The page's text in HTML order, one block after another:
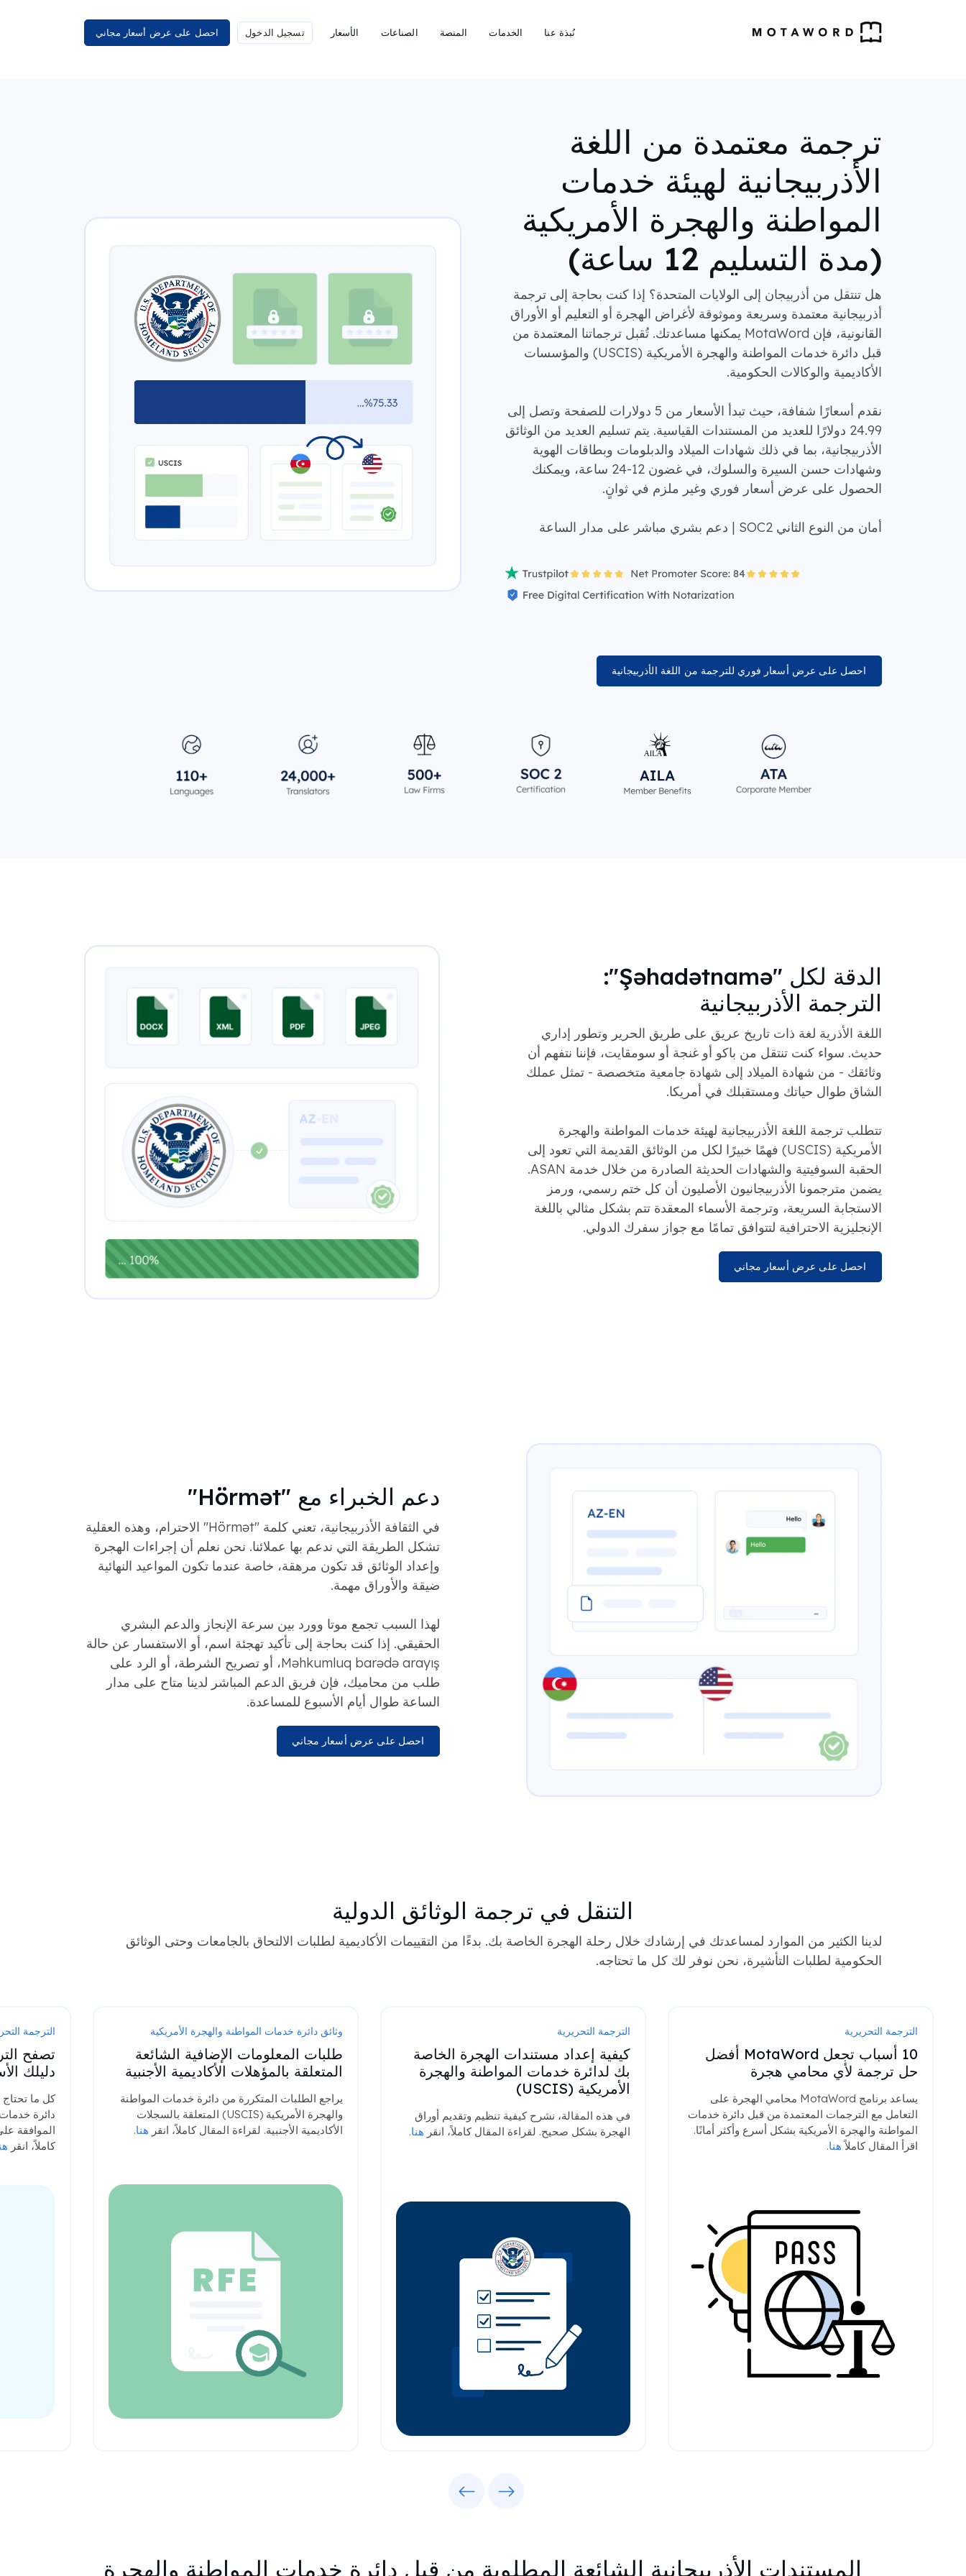
نُبذة عنا الخدمات المنصة الصناعات الأسعار تسجيل الدخول احصل على عرض أسعار مجاني
ترجمة معتمدة من اللغة
الأذربيجانية لهيئة خدمات
المواطنة والهجرة الأمريكية
(مدة التسليم 12 ساعة)
هل تنتقل من أذربيجان إلى الولايات المتحدة؟ إذا كنت بحاجة إلى ترجمة
أذربيجانية معتمدة وسريعة وموثوقة لأغراض الهجرة أو التعليم أو الأوراق
القانونية، فإن MotaWord يمكنها مساعدتك. تُقبل ترجماتنا المعتمدة من
قبل دائرة خدمات المواطنة والهجرة الأمريكية (USCIS) والمؤسسات
الأكاديمية والوكالات الحكومية.
نقدم أسعارًا شفافة، حيث تبدأ الأسعار من 5 دولارات للصفحة وتصل إلى
24.99 دولارًا للعديد من المستندات القياسية. يتم تسليم العديد من الوثائق
الأذربيجانية، بما في ذلك شهادات الميلاد والدبلومات وبطاقات الهوية
وشهادات حسن السيرة والسلوك، في غضون 12-24 ساعة، ويمكنك
الحصول على عرض أسعار فوري وغير ملزم في ثوانٍ.
أمان من النوع الثاني SOC2 | دعم بشري مباشر على مدار الساعة
احصل على عرض أسعار فوري للترجمة من اللغة الأذربيجانية
الدقة لكل "Şəhadətnamə":
الترجمة الأذربيجانية
اللغة الأذرية لغة ذات تاريخ عريق على طريق الحرير وتطور إداري
حديث. سواء كنت تنتقل من باكو أو غنجة أو سومقايت، ​​فإننا نتفهم أن
وثائقك - من شهادة الميلاد إلى شهادة جامعية متخصصة - تمثل عملك
الشاق طوال حياتك ومستقبلك في أمريكا.
تتطلب ترجمة اللغة الأذربيجانية لهيئة خدمات المواطنة والهجرة
الأمريكية (USCIS) فهمًا خبيرًا لكل من الوثائق القديمة التي تعود إلى
الحقبة السوفيتية والشهادات الحديثة الصادرة من خلال خدمة ASAN.
يضمن مترجمونا الأذربيجانيون الأصليون أن كل ختم رسمي، ورمز
الاستجابة السريعة، وترجمة الأسماء المعقدة تتم بشكل مثالي باللغة
الإنجليزية الاحترافية لتتوافق تمامًا مع جواز سفرك الدولي.
احصل على عرض أسعار مجاني
دعم الخبراء مع "Hörmət"
في الثقافة الأذربيجانية، تعني كلمة "Hörmət" الاحترام، وهذه العقلية
تشكل الطريقة التي ندعم بها عملائنا. نحن نعلم أن إجراءات الهجرة
وإعداد الوثائق قد تكون مرهقة، خاصة عندما تكون المواعيد النهائية
ضيقة والأوراق مهمة.
لهذا السبب تجمع موتا وورد بين سرعة الإنجاز والدعم البشري
الحقيقي. إذا كنت بحاجة إلى تأكيد تهجئة اسم، أو الاستفسار عن حالة
Məhkumluq barədə arayış، أو تصريح الشرطة، أو الرد على
طلب من محاميك، فإن فريق الدعم المباشر لدينا متاح على مدار
الساعة طوال أيام الأسبوع للمساعدة.
احصل على عرض أسعار مجاني
التنقل في ترجمة الوثائق الدولية
لدينا الكثير من الموارد لمساعدتك في إرشادك خلال رحلة الهجرة الخاصة بك. بدءًا من التقييمات الأكاديمية لطلبات الالتحاق بالجامعات وحتى الوثائق
الحكومية لطلبات التأشيرة، نحن نوفر لك كل ما تحتاجه.
الترجمة التحريرية
10 أسباب تجعل MotaWord أفضل
حل ترجمة لأي محامي هجرة
يساعد برنامج MotaWord محامي الهجرة على
التعامل مع الترجمات المعتمدة من قبل دائرة خدمات
المواطنة والهجرة الأمريكية بشكل أسرع وأكثر أمانًا.
اقرأ المقال كاملاًهنا.
الترجمة التحريرية
كيفية إعداد مستندات الهجرة الخاصة
بك لدائرة خدمات المواطنة والهجرة
الأمريكية (USCIS)
في هذه المقالة، نشرح كيفية تنظيم وتقديم أوراق
الهجرة بشكل صحيح. لقراءة المقال كاملاً، انقر هنا.
وثائق دائرة خدمات المواطنة والهجرة الأمريكية
طلبات المعلومات الإضافية الشائعة
المتعلقة بالمؤهلات الأكاديمية الأجنبية
يراجع الطلبات المتكررة من دائرة خدمات المواطنة
والهجرة الأمريكية (USCIS) المتعلقة بالسجلات
الأكاديمية الأجنبية. لقراءة المقال كاملاً، انقر هنا.
الترجمة
دليلك
كل ما
دائرة
الموافقة
كاملاً، انقر
المستندات الأذربيجانية الشائعة المطلوبة من قبل دائرة خدمات المواطنة والهجرة